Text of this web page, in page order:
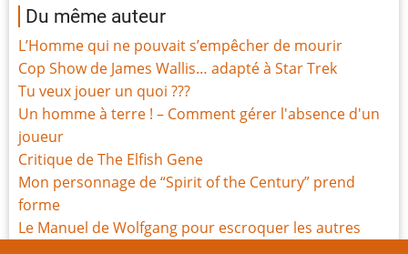
Du même auteur
L’Homme qui ne pouvait s’empêcher de mourir
Cop Show de James Wallis… adapté à Star Trek
Tu veux jouer un quoi ???
Un homme à terre ! – Comment gérer l'absence d'un
joueur
Critique de The Elfish Gene
Mon personnage de “Spirit of the Century” prend
forme
Le Manuel de Wolfgang pour escroquer les autres